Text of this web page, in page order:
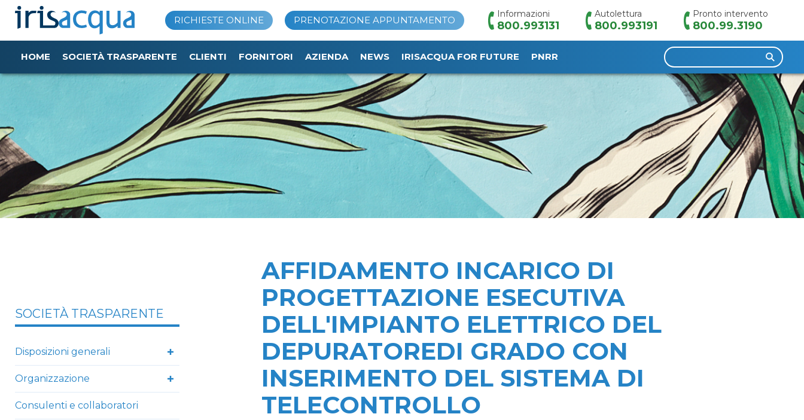
RICHIESTE ONLINE PRENOTAZIONE APPUNTAMENTO
Informazioni
800.993131
Autolettura
800.993191
Pronto intervento
800.99.3190
HOME SOCIETÀ TRASPARENTE CLIENTI FORNITORI AZIENDA NEWS IRISACQUA FOR FUTURE PNRR
Ricerca
per:
SOCIETÀ TRASPARENTE
Disposizioni generali
Organizzazione
Consulenti e collaboratori
AFFIDAMENTO INCARICO DI
PROGETTAZIONE ESECUTIVA
DELL'IMPIANTO ELETTRICO DEL
DEPURATOREDI GRADO CON
INSERIMENTO DEL SISTEMA DI
TELECONTROLLO